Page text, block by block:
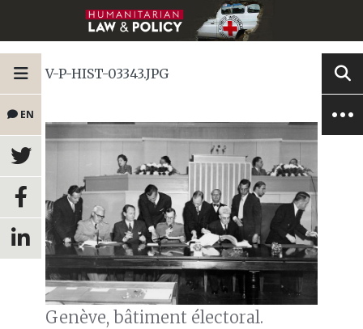
EN
V-P-HIST-03343.JPG
Genève, bâtiment électoral.